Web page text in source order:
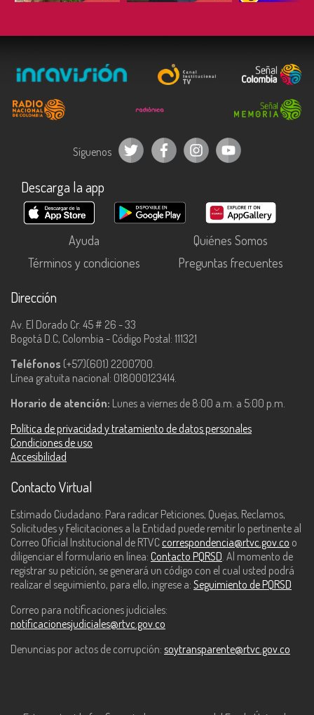
Síguenos
Descarga la app
Ayuda
Quiénes Somos
Términos y condiciones
Preguntas frecuentes
Dirección
Av. El Dorado Cr. 45 # 26 - 33
Bogotá D.C, Colombia - Código Postal: 111321
Teléfonos (+57)(601) 2200700.
Línea gratuita nacional: 018000123414.
Horario de atención: Lunes a viernes de 8:00 a.m. a 5:00 p.m.
Política de privacidad y tratamiento de datos personales
Condiciones de uso
Accesibilidad
Contacto Virtual
Estimado Ciudadano: Para radicar Peticiones, Quejas, Reclamos,
Solicitudes y Felicitaciones a la Entidad puede remitir lo pertinente al
Correo Oficial Institucional de RTVC correspondencia@rtvc.gov.co o
diligenciar el formulario en línea: Contacto PQRSD. Al momento de
registrar su petición, se generará un código con el cual usted podrá
realizar el seguimiento, para ello, ingrese a: Seguimiento de PQRSD
Correo para notificaciones judiciales:
notificacionesjudiciales@rtvc.gov.co
Denuncias por actos de corrupción: soytransparente@rtvc.gov.co